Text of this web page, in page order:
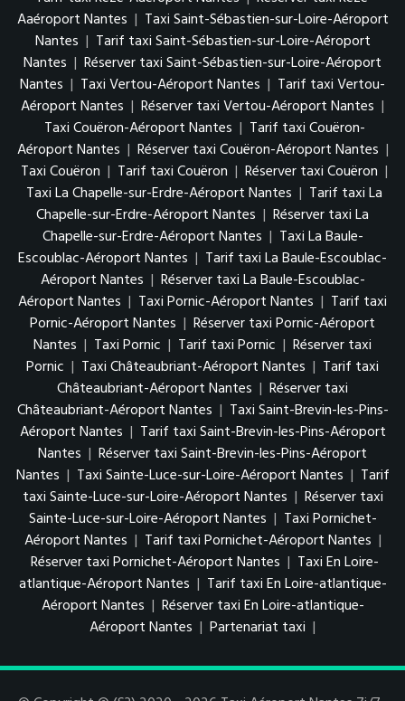
Aaéroport Nantes | Taxi Saint-Sébastien-sur-Loire-Aéroport
Nantes | Tarif taxi Saint-Sébastien-sur-Loire-Aéroport
Nantes | Réserver taxi Saint-Sébastien-sur-Loire-Aéroport
Nantes | Taxi Vertou-Aéroport Nantes | Tarif taxi Vertou-
Aéroport Nantes | Réserver taxi Vertou-Aéroport Nantes |
Taxi Couëron-Aéroport Nantes | Tarif taxi Couëron-
Aéroport Nantes | Réserver taxi Couëron-Aéroport Nantes |
Taxi Couëron | Tarif taxi Couëron | Réserver taxi Couëron |
Taxi La Chapelle-sur-Erdre-Aéroport Nantes | Tarif taxi La
Chapelle-sur-Erdre-Aéroport Nantes | Réserver taxi La
Chapelle-sur-Erdre-Aéroport Nantes | Taxi La Baule-
Escoublac-Aéroport Nantes | Tarif taxi La Baule-Escoublac-
Aéroport Nantes | Réserver taxi La Baule-Escoublac-
Aéroport Nantes | Taxi Pornic-Aéroport Nantes | Tarif taxi
Pornic-Aéroport Nantes | Réserver taxi Pornic-Aéroport
Nantes | Taxi Pornic | Tarif taxi Pornic | Réserver taxi
Pornic | Taxi Châteaubriant-Aéroport Nantes | Tarif taxi
Châteaubriant-Aéroport Nantes | Réserver taxi
Châteaubriant-Aéroport Nantes | Taxi Saint-Brevin-les-Pins-
Aéroport Nantes | Tarif taxi Saint-Brevin-les-Pins-Aéroport
Nantes | Réserver taxi Saint-Brevin-les-Pins-Aéroport
Nantes | Taxi Sainte-Luce-sur-Loire-Aéroport Nantes | Tarif
taxi Sainte-Luce-sur-Loire-Aéroport Nantes | Réserver taxi
Sainte-Luce-sur-Loire-Aéroport Nantes | Taxi Pornichet-
Aéroport Nantes | Tarif taxi Pornichet-Aéroport Nantes |
Réserver taxi Pornichet-Aéroport Nantes | Taxi En Loire-
atlantique-Aéroport Nantes | Tarif taxi En Loire-atlantique-
Aéroport Nantes | Réserver taxi En Loire-atlantique-
Aéroport Nantes | Partenariat taxi |